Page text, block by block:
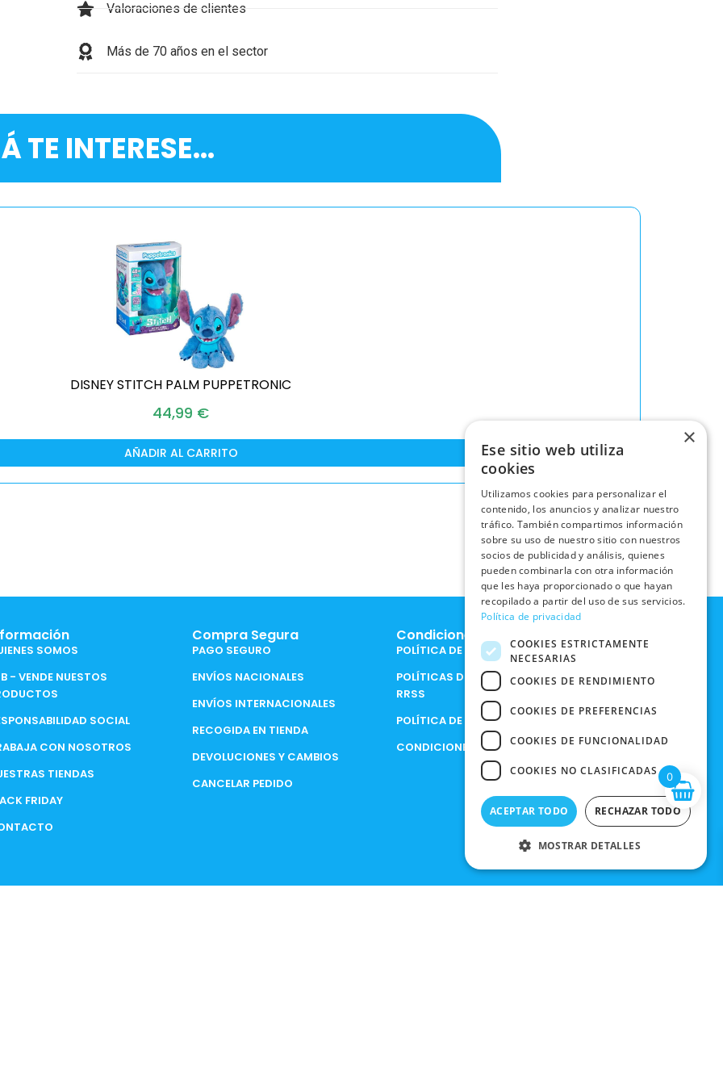
Valoraciones de clientes
Más de 70 años en el sector
TE INTERESE...
DISNEY STITCH PALM PUPPETRONIC
44,99 €
AÑADIR AL CARRITO
SOMOS
- VENDE NUESTOS
SOCIAL
CON NOSOTROS
TIENDAS
FRIDAY
Compra Segura
PAGO SEGURO
ENVÍOS NACIONALES
ENVÍOS INTERNACIONALES
RECOGIDA EN TIENDA
DEVOLUCIONES Y CAMBIOS
CANCELAR PEDIDO
Condiciones Legales
POLÍTICA DE COOKIES
POLÍTICAS DE PRIVACIDAD EN
RRSS
POLÍTICA DE PRIVACIDAD
CONDICIONES DE COMPRA
0
×
Ese sitio web utiliza
cookies
Utilizamos cookies para personalizar el
contenido, los anuncios y analizar nuestro
tráfico. También compartimos información
sobre su uso de nuestro sitio con nuestros
socios de publicidad y análisis, quienes
pueden combinarla con otra información
que les haya proporcionado o que hayan
recopilado a partir del uso de sus servicios.
Política de privacidad
COOKIES ESTRICTAMENTE
NECESARIAS
COOKIES DE RENDIMIENTO
COOKIES DE PREFERENCIAS
COOKIES DE FUNCIONALIDAD
COOKIES NO CLASIFICADAS
ACEPTAR TODO RECHAZAR TODO
MOSTRAR DETALLES